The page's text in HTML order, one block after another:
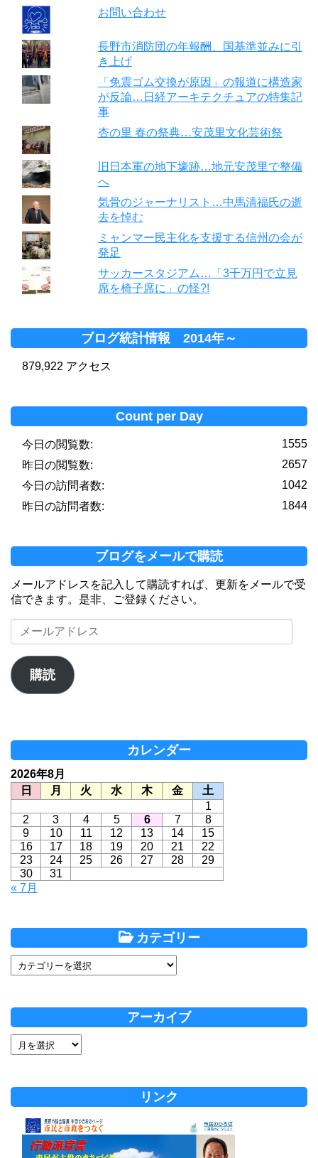
お問い合わせ
長野市消防団の年報酬、国基準並みに引
き上げ
「免震ゴム交換が原因」の報道に構造家
が反論…日経アーキテクチュアの特集記
事
杏の里 春の祭典…安茂里文化芸術祭
旧日本軍の地下壕跡…地元安茂里で整備
へ
気骨のジャーナリスト…中馬清福氏の逝
去を悼む
ミャンマー民主化を支援する信州の会が
発足
サッカースタジアム…「3千万円で立見
席を椅子席に」の怪?!
ブログ統計情報 2014年～
879,922 アクセス
Count per Day
1555
今日の閲覧数:
2657
昨日の閲覧数:
1042
今日の訪問者数:
1844
昨日の訪問者数:
ブログをメールで購読
メールアドレスを記入して購読すれば、更新をメールで受
信できます。是非、ご登録ください。
メ
ー
ア
ド
購読
カレンダー
2026年8月
日
月 火 水 木 金
土
1
2
3 4 5 6 7
8
9
10 11 12 13 14
15
16
17 18 19 20 21
22
23
24 25 26 27 28
29
30
31
« 7月
カテゴリー
アーカイブ
リンク